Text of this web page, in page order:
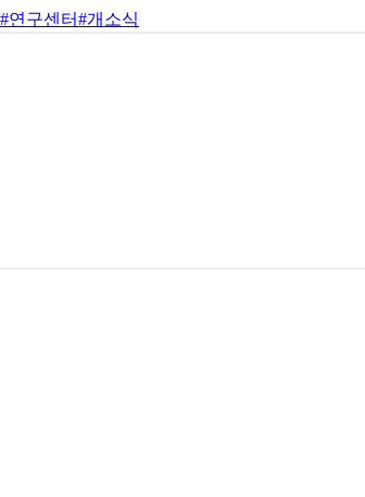
#연구센터#개소식